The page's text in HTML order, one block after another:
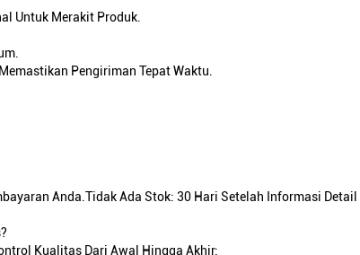
Untuk Merakit Produk.
Pengiriman Tepat Waktu.
Anda.Tidak Ada Stok: 30 Hari Setelah Informasi
Kualitas Dari Awal Hingga Akhir: